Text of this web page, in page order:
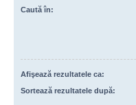
Caută în:
Afişează rezultatele ca:
Sortează rezultatele după: